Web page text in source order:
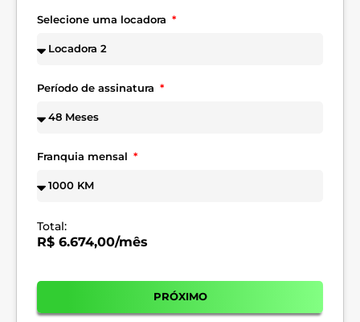
Selecione uma locadora
Período de assinatura
Franquia mensal
Total:
R$ 6.674,00/mês
PRÓXIMO